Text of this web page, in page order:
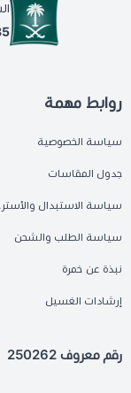
روابط مهمة
سياسة الخصوصية
جدول المقاسات
سياسة الاستبدال
سياسة الطلب والشحن
نبذة عن خمرة
إرشادات الغسيل
رقم معروف 250262